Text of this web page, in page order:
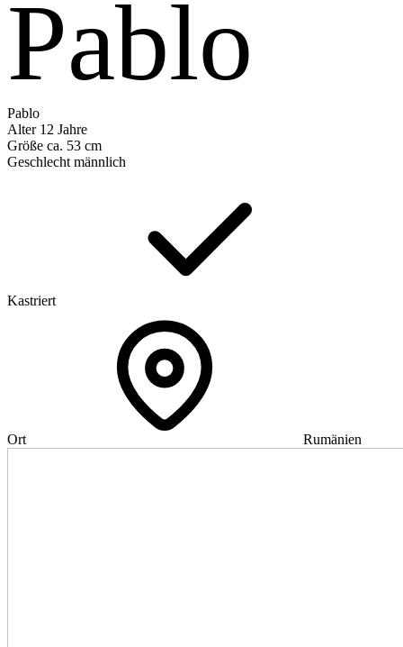
Pablo
Pablo
Alter 12 Jahre
Größe ca. 53 cm
Geschlecht männlich
Kastriert
Ort Rumänien